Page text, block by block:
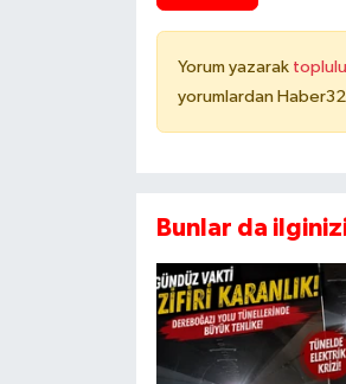
Yorum yazarak
yorumlardan
Bunlar da